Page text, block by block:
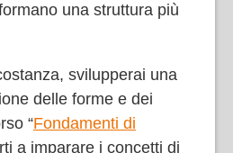
una struttura più
svilupperai una
delle forme e dei
“Fondamenti di
a imparare i concetti di